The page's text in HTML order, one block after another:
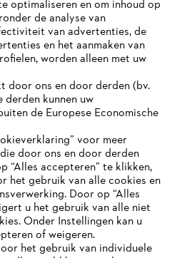
Impressum
NIET
we nog niet ondersteunen. Om
gebruiken, raden we aan dat
de volgende browsers:
optimaliseren en om inhoud op
de analyse van
van advertenties, de
en het aanmaken van
worden alleen met uw
door ons en door derden (bv.
derden kunnen uw
de Europese Economische
voor meer
door ons en door derden
“Alles accepteren” te klikken,
het gebruik van alle cookies en
Door op “Alles
u het gebruik van alle niet
Onder Instellingen kan u
of weigeren.
het gebruik van individuele